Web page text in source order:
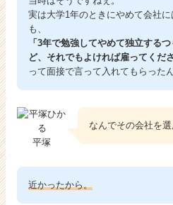
実は大学1年のときにやめて会社に
も、
「3年で勉強してやめて独立する
ど、それでもよければ雇ってくださ
って面接で言って入れてもらった
平塚
なんでその会社を
近かったから。